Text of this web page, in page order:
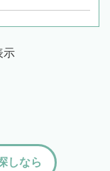
示
しなら